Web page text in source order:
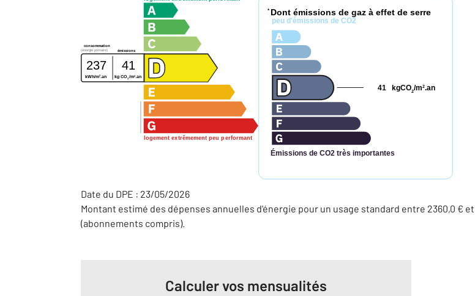
logement extrêmement peu performant
consommation
émissions
(énergie primaire)
237 41
kWh/m2 .an kg CO2 /m2 .an
* Dont émissions de gaz à effet de serre
peu d'émissions de CO2
Émissions de CO2 très importantes
kgCO2/m2.an
41
Date du DPE : 23/05/2026
Montant estimé des dépenses annuelles d'énergie pour un usage standard entre 2360,0 €
(abonnements compris).
Calculer vos mensualités